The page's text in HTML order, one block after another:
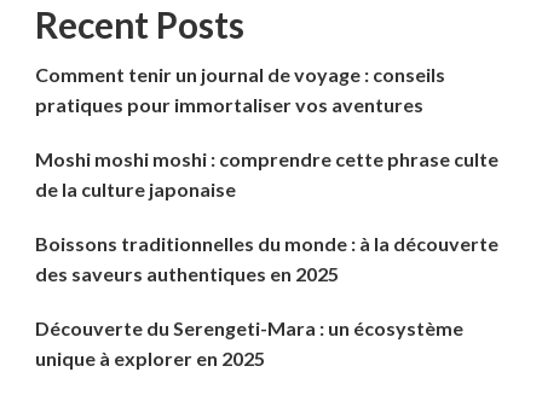
Recent Posts
Comment tenir un journal de voyage : conseils
pratiques pour immortaliser vos aventures
Moshi moshi moshi : comprendre cette phrase culte
de la culture japonaise
Boissons traditionnelles du monde : à la découverte
des saveurs authentiques en 2025
Découverte du Serengeti-Mara : un écosystème
unique à explorer en 2025